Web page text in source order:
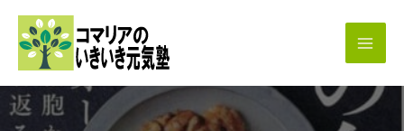
ス
キ